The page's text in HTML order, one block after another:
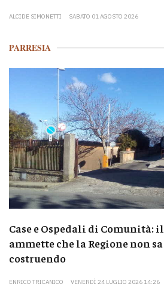
ALCIDE SIMONETTI SABATO 01 AGOSTO 2026
PARRESIA
Case e Ospedali di Comunità:
ammette che la Regione non sa
costruendo
ENRICO TRICANICO VENERDÌ 24 LUGLIO 2026 14:26